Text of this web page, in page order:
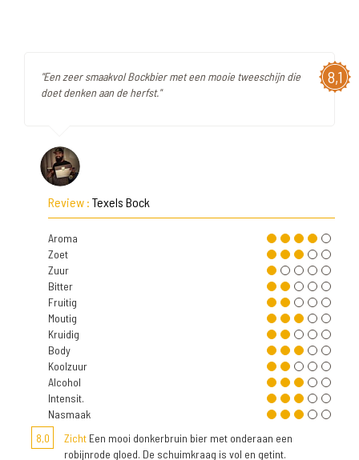
8,1
"Een zeer smaakvol Bockbier met een mooie tweeschijn die
doet denken aan de herfst."
Review : Texels Bock
Aroma
Zoet
Zuur
Bitter
Fruitig
Moutig
Kruidig
Body
Koolzuur
Alcohol
Intensit.
Nasmaak
8,0
Zicht Een mooi donkerbruin bier met onderaan een
robijnrode gloed. De schuimkraag is vol en getint.